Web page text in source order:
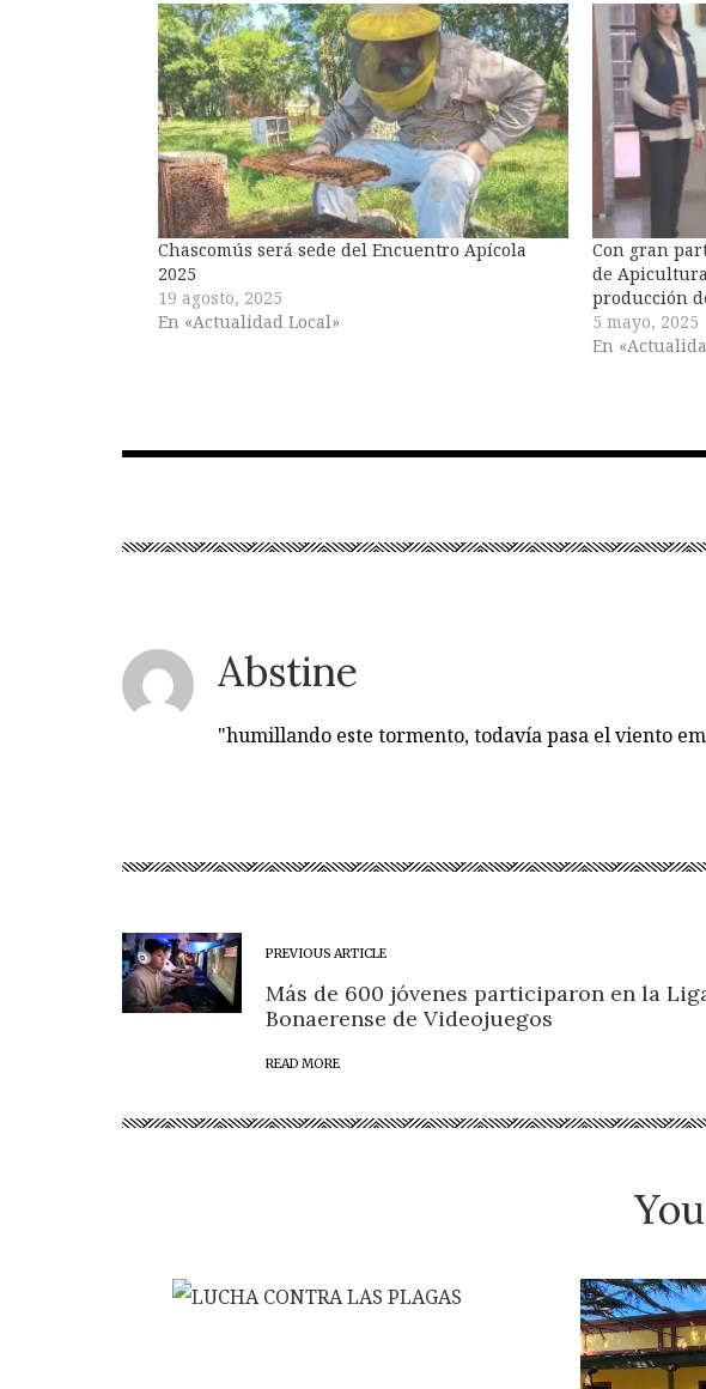
Chascomús será sede del Encuentro Apícola
2025
19 agosto, 2025
En «Actualidad Local»
Con gran
de
producción
5 mayo, 2025
En
Abstine
"humillando este tormento, todavía pasa el viento
PREVIOUS ARTICLE
Más de 600 jóvenes participaron en la
Bonaerense de Videojuegos
READ MORE